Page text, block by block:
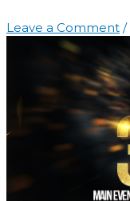
Leave a Comment /